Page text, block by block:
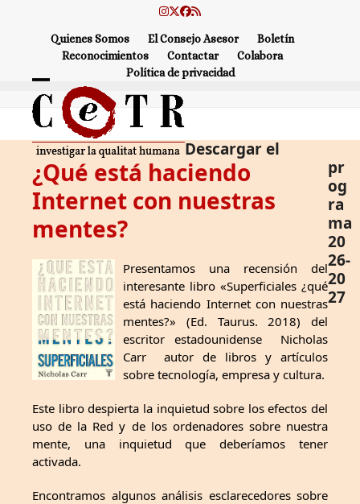
Instagram
Twitter
Facebook
RSS
Quienes Somos El Consejo Asesor
Boletín
Reconocimientos
Contactar
Colabora
Política de privacidad
Open
mobile
menu
Close
mobile
menu
¿Qué está haciendo
Internet con nuestras
mentes?
Presentamos una recensión del
interesante libro «Superficiales ¿qué
está haciendo Internet con nuestras
mentes?» (Ed. Taurus. 2018) del
escritor estadounidense Nicholas
Carr autor de libros y artículos
sobre tecnología, empresa y cultura.
Este libro despierta la inquietud sobre los efectos del
uso de la Red y de los ordenadores sobre nuestra
mente, una inquietud que deberíamos tener
activada.
Encontramos algunos análisis esclarecedores sobre
Descargar el
pr
og
ra
ma
20
26-
20
27